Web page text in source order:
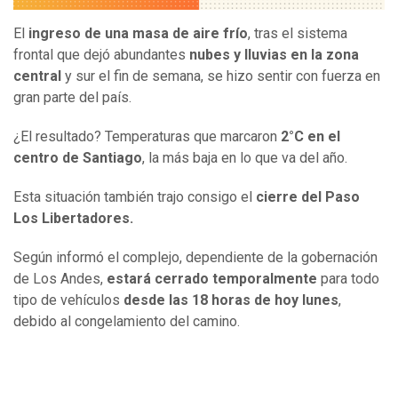
El ingreso de una masa de aire frío, tras el sistema
frontal que dejó abundantes nubes y lluvias en la zona
central y sur el fin de semana, se hizo sentir con fuerza en
gran parte del país.
¿El resultado? Temperaturas que marcaron 2°C en el
centro de Santiago, la más baja en lo que va del año.
Esta situación también trajo consigo el cierre del Paso
Los Libertadores.
Según informó el complejo, dependiente de la gobernación
de Los Andes, estará cerrado temporalmente para todo
tipo de vehículos desde las 18 horas de hoy lunes,
debido al congelamiento del camino.